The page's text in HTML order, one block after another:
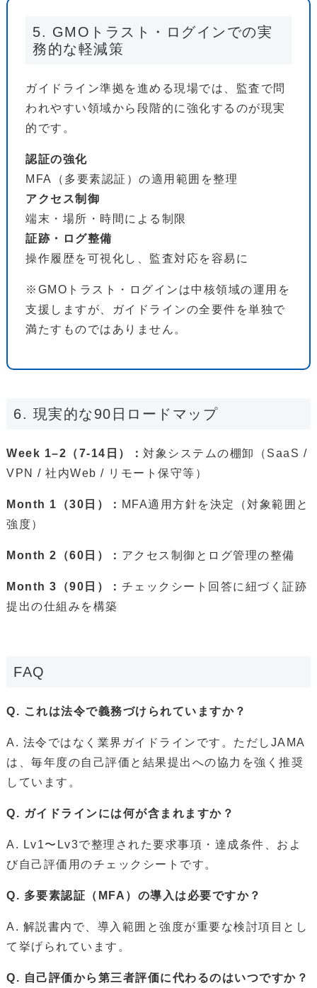
5. GMOトラスト・ログインでの実
務的な軽減策
ガイドライン準拠を進める現場では、監査で問
われやすい領域から段階的に強化するのが現実
的です。
認証の強化
MFA（多要素認証）の適用範囲を整理
アクセス制御
端末・場所・時間による制限
証跡・ログ整備
操作履歴を可視化し、監査対応を容易に
※GMOトラスト・ログインは中核領域の運用を
支援しますが、ガイドラインの全要件を単独で
満たすものではありません。
6. 現実的な90日ロードマップ
Week 1–2（7‐14日）： 対象システムの棚卸（SaaS /
VPN / 社内Web / リモート保守等）
Month 1（30日）： MFA適用方針を決定（対象範囲と
強度）
Month 2（60日）： アクセス制御とログ管理の整備
Month 3（90日）： チェックシート回答に紐づく証跡
提出の仕組みを構築
FAQ
Q. これは法令で義務づけられていますか？
A. 法令ではなく業界ガイドラインです。ただしJAMA
は、毎年度の自己評価と結果提出への協力を強く推奨
しています。
Q. ガイドラインには何が含まれますか？
A. Lv1〜Lv3で整理された要求事項・達成条件、およ
び自己評価用のチェックシートです。
Q. 多要素認証（MFA）の導入は必要ですか？
A. 解説書内で、導入範囲と強度が重要な検討項目とし
て挙げられています。
Q. 自己評価から第三者評価に代わるのはいつですか？